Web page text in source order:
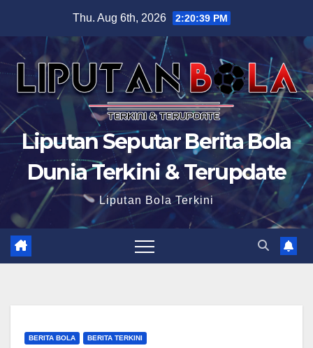
content
Thu. Aug 6th, 2026 2:20:40 PM
Liputan Seputar Berita Bola
Dunia Terkini & Terupdate
Liputan Bola Terkini
BERITA BOLA BERITA TERKINI